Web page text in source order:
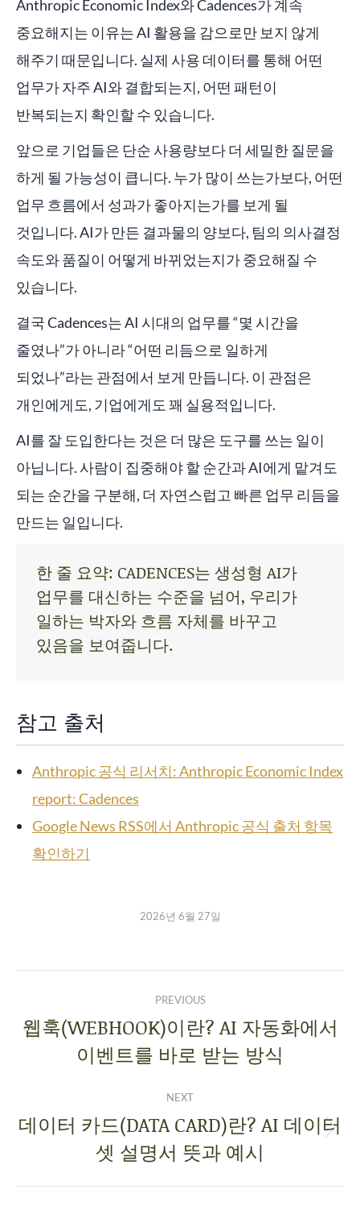
Anthropic Economic Index와 Cadences가 계속
중요해지는 이유는 AI 활용을 감으로만 보지 않게
해주기 때문입니다. 실제 사용 데이터를 통해 어떤
업무가 자주 AI와 결합되는지, 어떤 패턴이
반복되는지 확인할 수 있습니다.
앞으로 기업들은 단순 사용량보다 더 세밀한 질문을
하게 될 가능성이 큽니다. 누가 많이 쓰는가보다, 어떤
업무 흐름에서 성과가 좋아지는가를 보게 될
것입니다. AI가 만든 결과물의 양보다, 팀의 의사결정
속도와 품질이 어떻게 바뀌었는지가 중요해질 수
있습니다.
결국 Cadences는 AI 시대의 업무를 “몇 시간을
줄였나”가 아니라 “어떤 리듬으로 일하게
되었나”라는 관점에서 보게 만듭니다. 이 관점은
개인에게도, 기업에게도 꽤 실용적입니다.
AI를 잘 도입한다는 것은 더 많은 도구를 쓰는 일이
아닙니다. 사람이 집중해야 할 순간과 AI에게 맡겨도
되는 순간을 구분해, 더 자연스럽고 빠른 업무 리듬을
만드는 일입니다.
한 줄 요약: CADENCES는 생성형 AI가
업무를 대신하는 수준을 넘어, 우리가
일하는 박자와 흐름 자체를 바꾸고
있음을 보여줍니다.
참고 출처
Anthropic 공식 리서치: Anthropic Economic Index
report: Cadences
Google News RSS에서 Anthropic 공식 출처 항목
확인하기
2026년 6월 27일
PREVIOUS
웹훅(WEBHOOK)이란? AI 자동화에서
이벤트를 바로 받는 방식
NEXT
데이터 카드(DATA CARD)란? AI 데이터
셋 설명서 뜻과 예시